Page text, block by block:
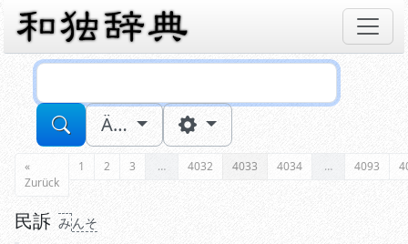
Ä…
«
Zurück
1 2 3 … 4032 4033 4034 … 4093
民訴 みんそ